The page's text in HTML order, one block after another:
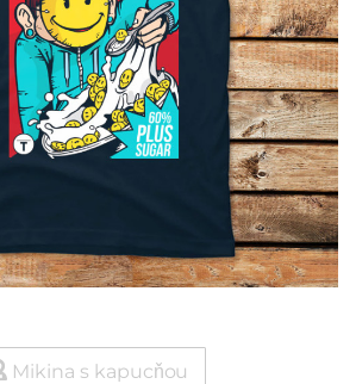
Mikina s kapucňou